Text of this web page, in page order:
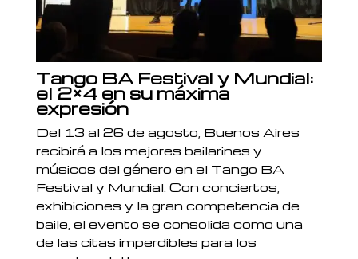
Tango BA Festival y Mundial:
el 2×4 en su máxima
expresión
Del 13 al 26 de agosto, Buenos Aires
recibirá a los mejores bailarines y
músicos del género en el Tango BA
Festival y Mundial. Con conciertos,
exhibiciones y la gran competencia de
baile, el evento se consolida como una
de las citas imperdibles para los